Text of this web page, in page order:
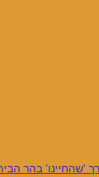
'שהחיינו' בהר